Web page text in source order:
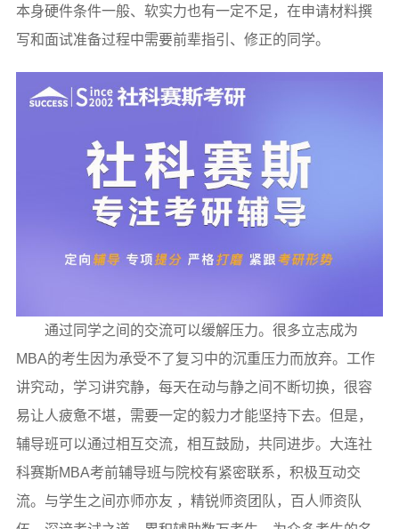
本身硬件条件一般、软实力也有一定不足，在申请材料撰
写和面试准备过程中需要前辈指引、修正的同学。
通过同学之间的交流可以缓解压力。很多立志成为
MBA的考生因为承受不了复习中的沉重压力而放弃。工作
讲究动，学习讲究静，每天在动与静之间不断切换，很容
易让人疲惫不堪，需要一定的毅力才能坚持下去。但是，
辅导班可以通过相互交流，相互鼓励，共同进步。大连社
科赛斯MBA考前辅导班与院校有紧密联系，积极互动交
流。与学生之间亦师亦友 ，精锐师资团队，百人师资队